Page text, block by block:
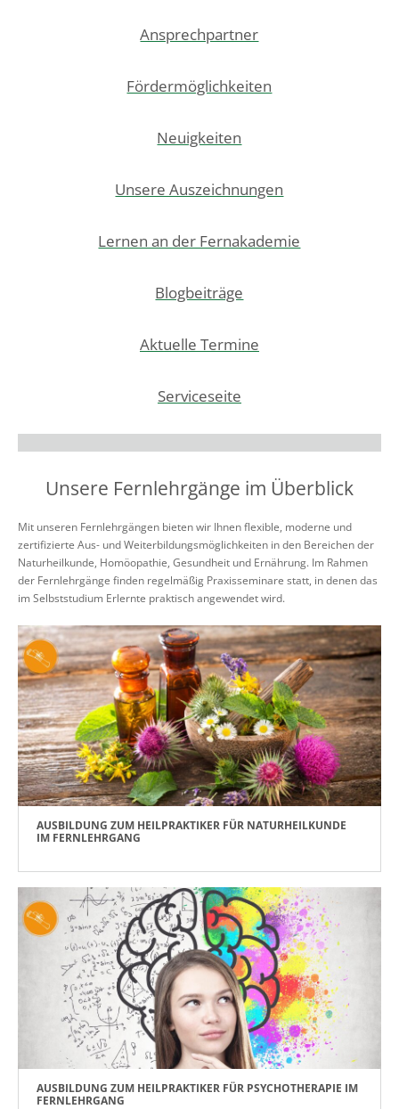
Ansprechpartner
Fördermöglichkeiten
Neuigkeiten
Unsere Auszeichnungen
Lernen an der Fernakademie
Blogbeiträge
Aktuelle Termine
Serviceseite
Unsere Fernlehrgänge im Überblick
Mit unseren Fernlehrgängen bieten wir Ihnen flexible, moderne und
zertifizierte Aus- und Weiterbildungsmöglichkeiten in den Bereichen der
Naturheilkunde, Homöopathie, Gesundheit und Ernährung. Im Rahmen
der Fernlehrgänge finden regelmäßig Praxisseminare statt, in denen das
im Selbststudium Erlernte praktisch angewendet wird.
AUSBILDUNG ZUM HEILPRAKTIKER FÜR NATURHEILKUNDE
IM FERNLEHRGANG
AUSBILDUNG ZUM HEILPRAKTIKER FÜR PSYCHOTHERAPIE IM
FERNLEHRGANG